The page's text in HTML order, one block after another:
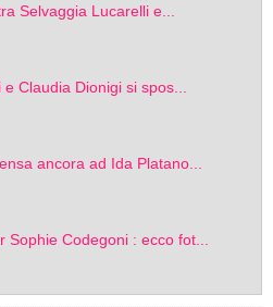
Selvaggia Lucarelli e...
Claudia Dionigi si spos...
ancora ad Ida Platano...
Sophie Codegoni : ecco fot...